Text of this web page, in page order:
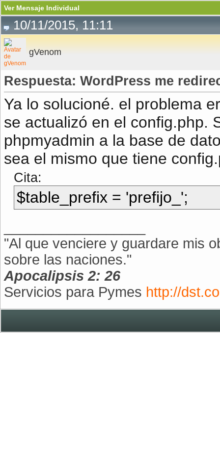
Ver Mensaje Individual
10/11/2015, 11:11
gVenom
Respuesta: WordPress me
Ya lo solucioné. el problema
se actualizó en el config.php.
phpmyadmin a la base de
sea el mismo que tiene
Cita:
$table_prefix = 'prefijo_';
"Al que venciere y guardare mis
sobre las naciones."
Apocalipsis 2: 26
Servicios para Pymes http://